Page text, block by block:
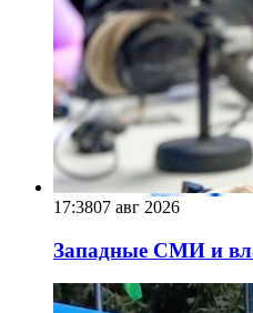
17:3807 авг 2026
Западные СМИ и